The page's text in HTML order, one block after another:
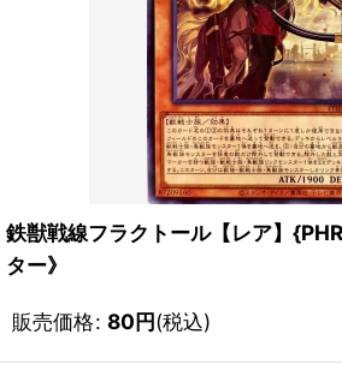
鉄獣戦線フラクトール【レア】
ター》
販売価格: 80円(税込)